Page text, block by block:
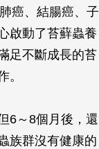
癌、結腸癌、子
啟動了苔蘚蟲養
足不斷成長的苔
。
6～8個月後，還
族群沒有健康的